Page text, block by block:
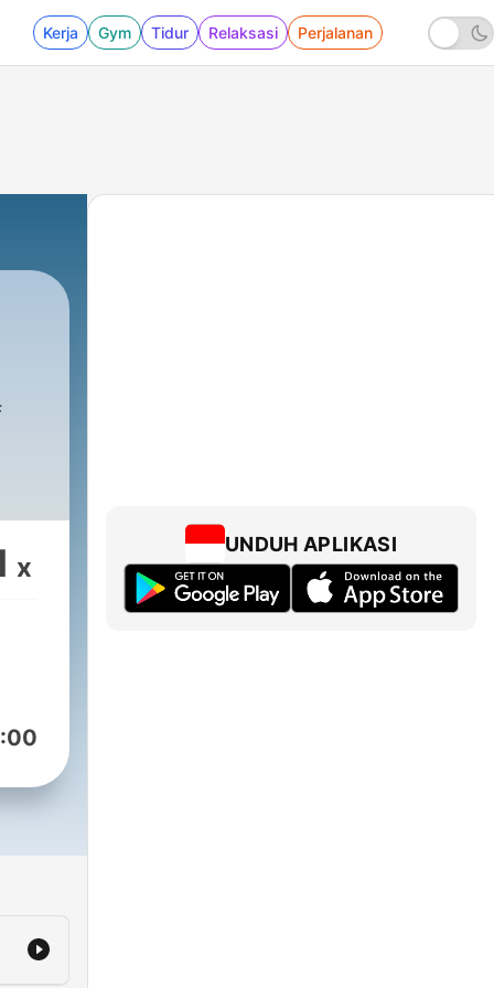
Kerja Gym Tidur Relaksasi Perjalanan
x
UNDUH APLIKASI